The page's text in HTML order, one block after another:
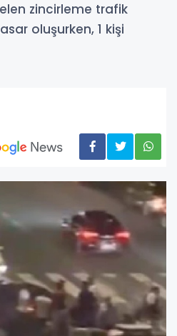
zincirleme trafik
oluşurken, 1 kişi